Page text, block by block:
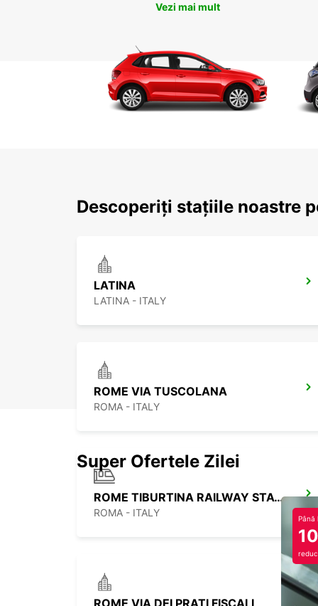
Vezi mai mult
Descoperiți stațiile noastre
LATINA
LATINA - ITALY
ROME VIA TUSCOLANA
ROMA - ITALY
ROME TIBURTINA RAILWAY STATION
ROMA - ITALY
Super Ofertele Zilei
Până